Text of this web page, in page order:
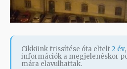
Cikkünk frissítése óta eltelt2 év
információk a megjelenéskor
mára elavulhattak.